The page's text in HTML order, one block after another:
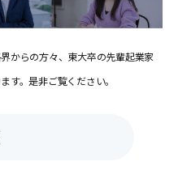
からの方々、東大卒の先輩起業家
す。是非ご覧ください。